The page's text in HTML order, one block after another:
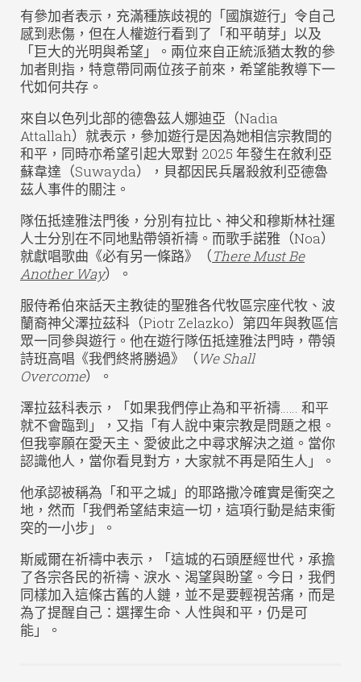
有參加者表示，充滿種族歧視的「國旗遊行」令自己
感到悲傷，但在人權遊行看到了「和平萌芽」以及
「巨大的光明與希望」。兩位來自正統派猶太教的參
加者則指，特意帶同兩位孩子前來，希望能教導下一
代如何共存。
來自以色列北部的德魯茲人娜迪亞（Nadia
Attallah）就表示，參加遊行是因為她相信宗教間的
和平，同時亦希望引起大眾對 2025 年發生在敘利亞
蘇韋達（Suwayda），貝都因民兵屠殺敘利亞德魯
茲人事件的關注。
隊伍抵達雅法門後，分別有拉比、神父和穆斯林社運
人士分別在不同地點帶領祈禱。而歌手諾雅（Noa）
就獻唱歌曲《必有另一條路》（There Must Be
Another Way）。
服侍希伯來話天主教徒的聖雅各代牧區宗座代牧、波
蘭裔神父澤拉茲科（Piotr Zelazko）第四年與教區信
眾一同參與遊行。他在遊行隊伍抵達雅法門時，帶領
詩班高唱《我們終將勝過》（We Shall
Overcome）。
澤拉茲科表示，「如果我們停止為和平祈禱…… 和平
就不會臨到」，又指「有人說中東宗教是問題之根。
但我寧願在愛天主、愛彼此之中尋求解決之道。當你
認識他人，當你看見對方，大家就不再是陌生人」。
他承認被稱為「和平之城」的耶路撒冷確實是衝突之
地，然而「我們希望結束這一切，這項行動是結束衝
突的一小步」。
斯威爾在祈禱中表示，「這城的石頭歷經世代，承擔
了各宗各民的祈禱、淚水、渴望與盼望。今日，我們
同樣加入這條古舊的人鏈，並不是要輕視苦痛，而是
為了提醒自己：選擇生命、人性與和平，仍是可
能」。